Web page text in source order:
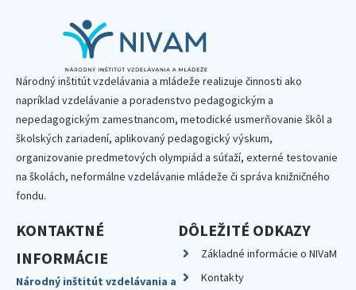
Národný inštitút vzdelávania a mládeže realizuje činnosti ako
napríklad vzdelávanie a poradenstvo pedagogickým a
nepedagogickým zamestnancom, metodické usmerňovanie škôl a
školských zariadení, aplikovaný pedagogický výskum,
organizovanie predmetových olympiád a súťaží, externé testovanie
na školách, neformálne vzdelávanie mládeže či správa knižničného
fondu.
KONTAKTNÉ
INFORMÁCIE
Národný inštitút vzdelávania a
DÔLEŽITÉ ODKAZY
Základné informácie o NIVaM
Kontakty